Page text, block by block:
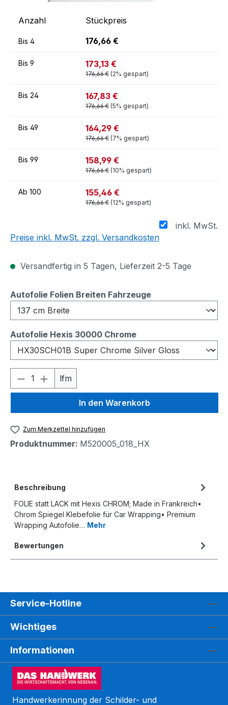
Anzahl Stückpreis
Bis 4 176,66 €
Bis 9 173,13 €
176,66 € (2% gespart)
Bis 24 167,83 €
176,66 € (5% gespart)
Bis 49 164,29 €
176,66 € (7% gespart)
Bis 99 158,99 €
176,66 € (10% gespart)
Ab 100 155,46 €
176,66 € (12% gespart)
inkl. MwSt.
Preise inkl. MwSt. zzgl. Versandkosten
Versandfertig in 5 Tagen, Lieferzeit 2-5 Tage
Autofolie Folien Breiten Fahrzeugeauswählen
Autofolie Hexis 30000 Chromeauswählen
Produkt Anzahl: Gib den
lfm
In den Warenkorb
Zum Merkzettel hinzufügen
Produktnummer: M520005_018_HX
Beschreibung
FOLIE statt LACK mit Hexis CHROM; Made in Frankreich•
Chrom Spiegel Klebefolie für Car Wrapping• Premium
Wrapping Autofolie… Mehr
Bewertungen
Service-Hotline
Wichtiges
Informationen
Handwerkerinnung der Schilder- und